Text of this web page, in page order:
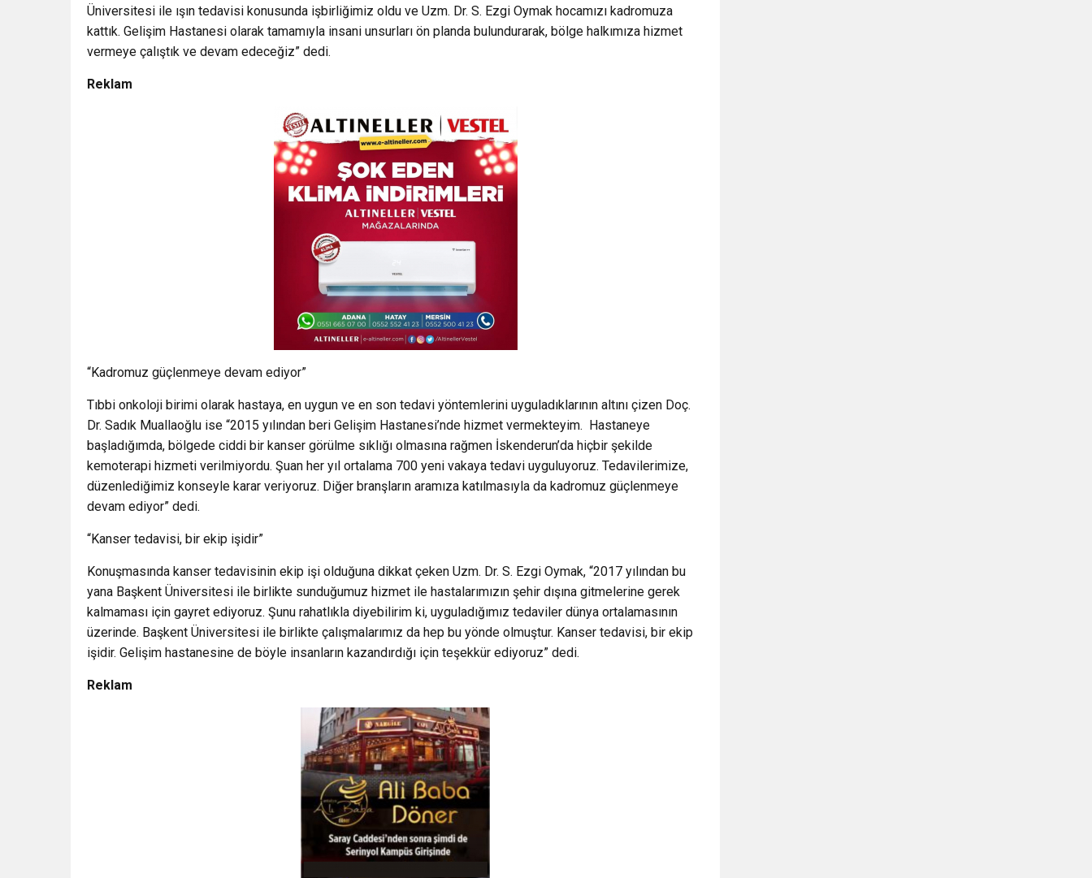
Üniversitesi ile ışın tedavisi konusunda işbirliğimiz oldu ve Uzm. Dr. S. Ezgi Oymak hocamızı kadromuza
kattık. Gelişim Hastanesi olarak tamamıyla insani unsurları ön planda bulundurarak, bölge halkımıza hizmet
vermeye çalıştık ve devam edeceğiz” dedi.
Reklam
“Kadromuz güçlenmeye devam ediyor”
Tıbbi onkoloji birimi olarak hastaya, en uygun ve en son tedavi yöntemlerini uyguladıklarının altını çizen Doç.
Dr. Sadık Muallaoğlu ise “2015 yılından beri Gelişim Hastanesi’nde hizmet vermekteyim. Hastaneye
başladığımda, bölgede ciddi bir kanser görülme sıklığı olmasına rağmen İskenderun’da hiçbir şekilde
kemoterapi hizmeti verilmiyordu. Şuan her yıl ortalama 700 yeni vakaya tedavi uyguluyoruz. Tedavilerimize,
düzenlediğimiz konseyle karar veriyoruz. Diğer branşların aramıza katılmasıyla da kadromuz güçlenmeye
devam ediyor” dedi.
“Kanser tedavisi, bir ekip işidir”
Konuşmasında kanser tedavisinin ekip işi olduğuna dikkat çeken Uzm. Dr. S. Ezgi Oymak, “2017 yılından bu
yana Başkent Üniversitesi ile birlikte sunduğumuz hizmet ile hastalarımızın şehir dışına gitmelerine gerek
kalmaması için gayret ediyoruz. Şunu rahatlıkla diyebilirim ki, uyguladığımız tedaviler dünya ortalamasının
üzerinde. Başkent Üniversitesi ile birlikte çalışmalarımız da hep bu yönde olmuştur. Kanser tedavisi, bir ekip
işidir. Gelişim hastanesine de böyle insanların kazandırdığı için teşekkür ediyoruz” dedi.
Reklam